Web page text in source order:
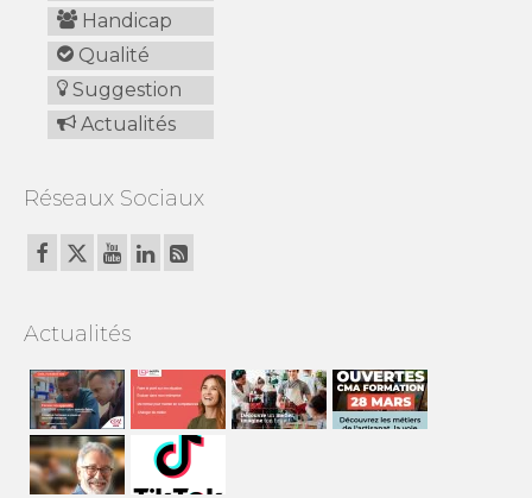
Handicap
Qualité
Suggestion
Actualités
Réseaux Sociaux
Actualités